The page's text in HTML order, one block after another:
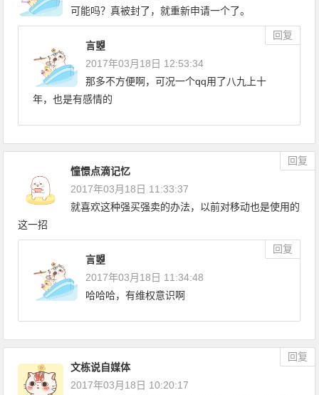
可能吗？真被封了，就重新申请一个了。
言曌
回复
2017年03月18日 12:53:34
那多不方便啊，可况一个qq用了八九上十
年，也是有感情的
憧憬点滴记忆
回复
2017年03月18日 11:33:37
就喜欢这种强买强卖的办法，以前对移动也是使用的
这一招
言曌
回复
2017年03月18日 11:34:48
哈哈哈，有维权意识啊
文栋说自媒体
回复
2017年03月18日 10:20:17